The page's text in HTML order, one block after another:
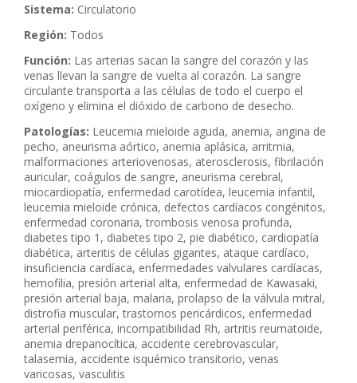
Sistema: Circulatorio
Región: Todos
Función: Las arterias sacan la sangre del corazón y las
venas llevan la sangre de vuelta al corazón. La sangre
circulante transporta a las células de todo el cuerpo el
oxígeno y elimina el dióxido de carbono de desecho.
Patologías: Leucemia mieloide aguda, anemia, angina de
pecho, aneurisma aórtico, anemia aplásica, arritmia,
malformaciones arteriovenosas, aterosclerosis, fibrilación
auricular, coágulos de sangre, aneurisma cerebral,
miocardiopatía, enfermedad carotídea, leucemia infantil,
leucemia mieloide crónica, defectos cardíacos congénitos,
enfermedad coronaria, trombosis venosa profunda,
diabetes tipo 1, diabetes tipo 2, pie diabético, cardiopatía
diabética, arteritis de células gigantes, ataque cardíaco,
insuficiencia cardíaca, enfermedades valvulares cardíacas,
hemofilia, presión arterial alta, enfermedad de Kawasaki,
presión arterial baja, malaria, prolapso de la válvula mitral,
distrofia muscular, trastornos pericárdicos, enfermedad
arterial periférica, incompatibilidad Rh, artritis reumatoide,
anemia drepanocítica, accidente cerebrovascular,
talasemia, accidente isquémico transitorio, venas
varicosas, vasculitis